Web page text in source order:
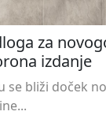
za
izdanje
se bliži doček